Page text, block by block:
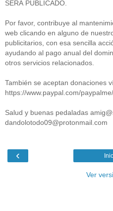
SERÁ PUBLICADO.
Por favor, contribuye al
web clicando en alguno de
publicitarios, con esa sencilla
ayudando al pago anual del
otros servicios relacionados.
También se aceptan donaciones
https://www.paypal.com/
Salud y buenas pedaladas
dandolotodo09@protonmail.com
‹
Ver